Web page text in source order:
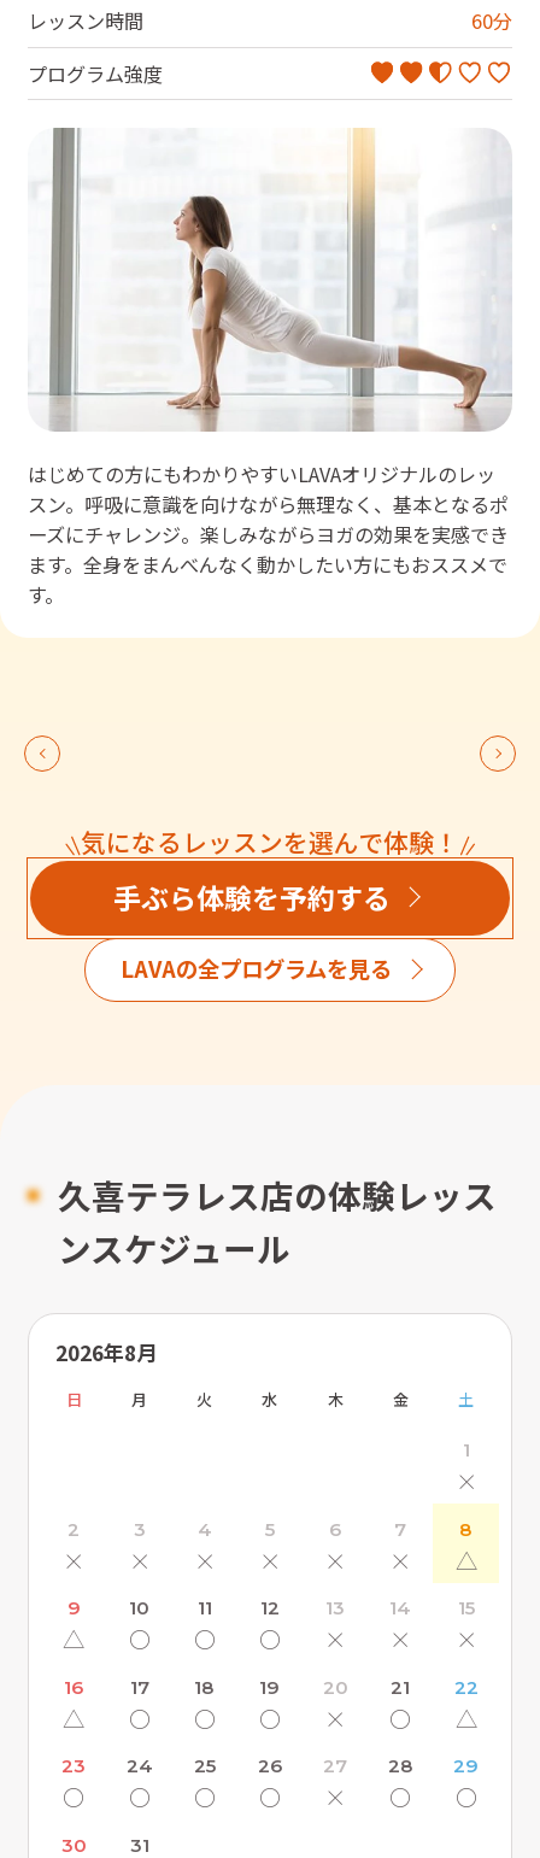
レッスン時間 60分
プログラム強度
はじめての方にもわかりやすいLAVAオリジナルのレッ
スン。呼吸に意識を向けながら無理なく、基本となるポ
ーズにチャレンジ。楽しみながらヨガの効果を実感でき
ます。全身をまんべんなく動かしたい方にもおススメで
す。
気になるレッスンを選んで体験！
手ぶら体験を予約する
LAVAの全プログラムを見る
久喜テラレス店の体験レッス
ンスケジュール
2026年8月
日 月 火 水 木 金 土
1
×
2
×
3
×
4
×
5
×
6
×
7
×
8
△
9
△
10
〇
11
〇
12
〇
13
×
14
×
15
×
16
△
17
〇
18
〇
19
〇
20
×
21
〇
22
△
23
〇
24
〇
25
〇
26
〇
27
×
28
〇
29
〇
30 31